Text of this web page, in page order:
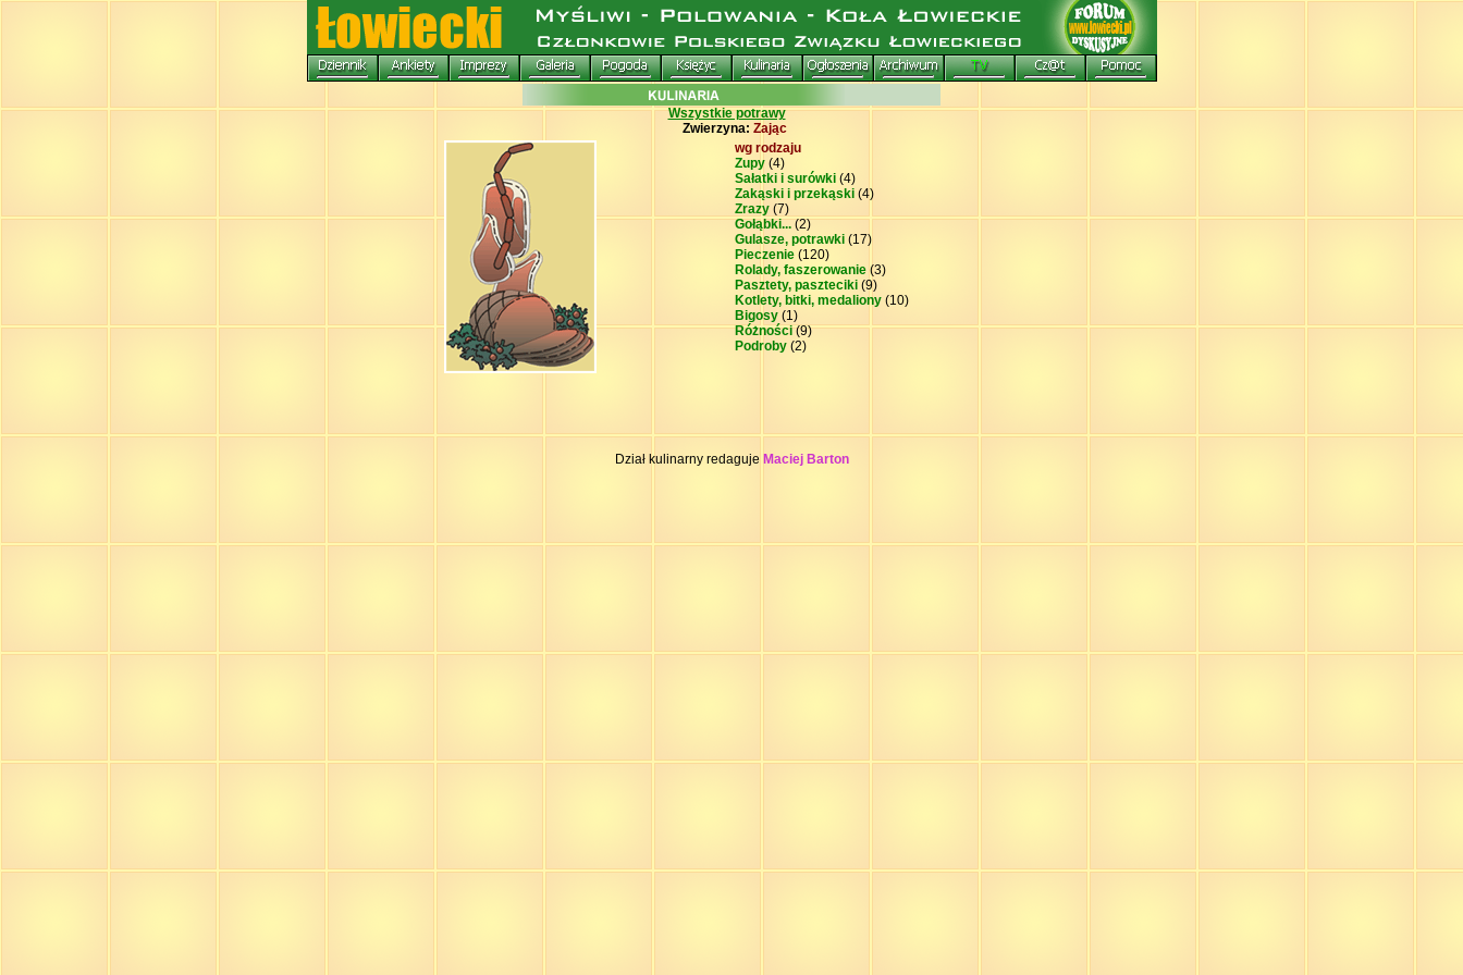
Wszystkie potrawy
Zwierzyna: Zając
wg rodzaju
Zupy (4)
Sałatki i surówki (4)
Zakąski i przekąski (4)
Zrazy (7)
Gołąbki... (2)
Gulasze, potrawki (17)
Pieczenie (120)
Rolady, faszerowanie (3)
Pasztety, paszteciki (9)
Kotlety, bitki, medaliony (10)
Bigosy (1)
Różności(9)
Podroby (2)
Dział kulinarny redaguje Maciej Barton